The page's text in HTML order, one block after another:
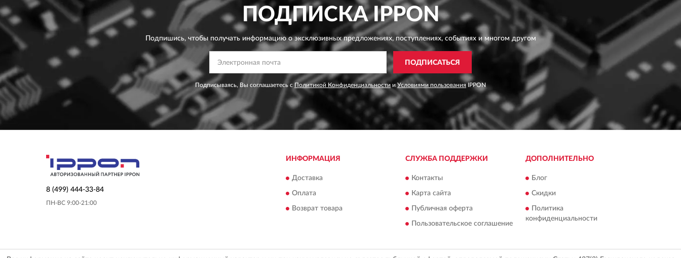
ПОДПИСКАIPPON
Подпишись, чтобы получать информацию о эксклюзивных предложениях,поступлениях, событиях и многом другом
ПОДПИСАТЬСЯ
Подписываясь, Вы соглашаетесь с Политикой Конфиденциальности иУсловиями пользованияIPPON
8 (499) 444-33-84
ПН-ВС 9:00-21:00
ИНФОРМАЦИЯ
Доставка
Оплата
Возврат товара
СЛУЖБА ПОДДЕРЖКИ
Контакты
Карта сайта
Публичная оферта
Пользовательское соглашение
ДОПОЛНИТЕЛЬНО
Блог
Скидки
Политика
конфиденциальности